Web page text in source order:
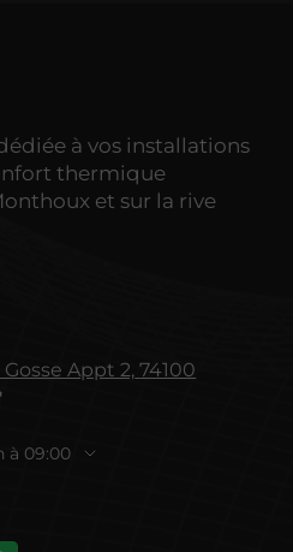
à vos installations
thermique
et sur la rive
Appt 2, 74100
à 09:00